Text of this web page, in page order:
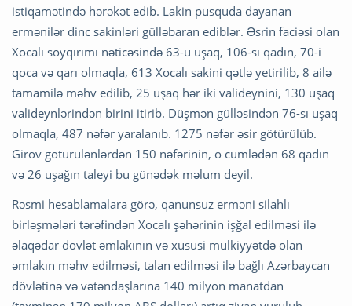
istiqamətində hərəkət edib. Lakin pusquda dayanan
ermənilər dinc sakinləri gülləbaran ediblər. Əsrin faciəsi olan
Xocalı soyqırımı nəticəsində 63-ü uşaq, 106-sı qadın, 70-i
qoca və qarı olmaqla, 613 Xocalı sakini qətlə yetirilib, 8 ailə
tamamilə məhv edilib, 25 uşaq hər iki valideynini, 130 uşaq
valideynlərindən birini itirib. Düşmən gülləsindən 76-sı uşaq
olmaqla, 487 nəfər yaralanıb. 1275 nəfər əsir götürülüb.
Girov götürülənlərdən 150 nəfərinin, o cümlədən 68 qadın
və 26 uşağın taleyi bu günədək məlum deyil.
Rəsmi hesablamalara görə, qanunsuz erməni silahlı
birləşmələri tərəfindən Xocalı şəhərinin işğal edilməsi ilə
əlaqədar dövlət əmlakının və xüsusi mülkiyyətdə olan
əmlakın məhv edilməsi, talan edilməsi ilə bağlı Azərbaycan
dövlətinə və vətəndaşlarına 140 milyon manatdan